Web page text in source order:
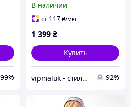
99%
В наличии
от 117₴/мес
1 399₴
Купить
vipmaluk - стильні дитячі товари 92%